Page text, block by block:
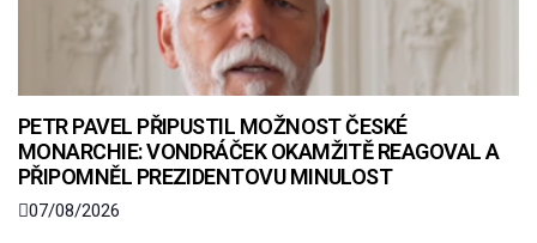
PETR PAVEL PŘIPUSTIL MOŽNOST ČESKÉ
MONARCHIE: VONDRÁČEK OKAMŽITĚ REAGOVAL A
PŘIPOMNĚL PREZIDENTOVU MINULOST
07/08/2026